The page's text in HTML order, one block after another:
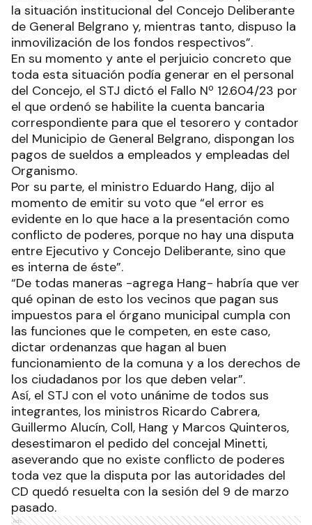
la situación institucional del Concejo Deliberante
de General Belgrano y, mientras tanto, dispuso la
inmovilización de los fondos respectivos”.
En su momento y ante el perjuicio concreto que
toda esta situación podía generar en el personal
del Concejo, el STJ dictó el Fallo Nº 12.604/23 por
el que ordenó se habilite la cuenta bancaria
correspondiente para que el tesorero y contador
del Municipio de General Belgrano, dispongan los
pagos de sueldos a empleados y empleadas del
Organismo.
Por su parte, el ministro Eduardo Hang, dijo al
momento de emitir su voto que “el error es
evidente en lo que hace a la presentación como
conflicto de poderes, porque no hay una disputa
entre Ejecutivo y Concejo Deliberante, sino que
es interna de éste”.
“De todas maneras -agrega Hang- habría que ver
qué opinan de esto los vecinos que pagan sus
impuestos para el órgano municipal cumpla con
las funciones que le competen, en este caso,
dictar ordenanzas que hagan al buen
funcionamiento de la comuna y a los derechos de
los ciudadanos por los que deben velar”.
Así, el STJ con el voto unánime de todos sus
integrantes, los ministros Ricardo Cabrera,
Guillermo Alucín, Coll, Hang y Marcos Quinteros,
desestimaron el pedido del concejal Minetti,
aseverando que no existe conflicto de poderes
toda vez que la disputa por las autoridades del
CD quedó resuelta con la sesión del 9 de marzo
pasado.
Ads